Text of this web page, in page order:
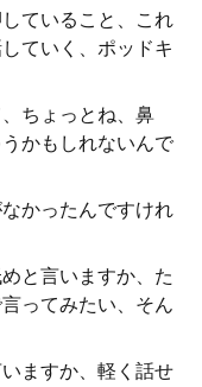
ていること、これ
ていく、ポッドキ
ちょっとね、鼻
かもしれないんで
かったんですけれ
と言いますか、た
ってみたい、そん
ますか、軽く話せ